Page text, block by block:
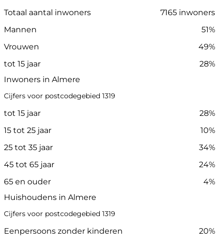
Totaal aantal inwoners
7165 inwoners
Mannen
51%
Vrouwen
49%
tot 15 jaar
28%
Inwoners in Almere
Cijfers voor postcodegebied 1319
tot 15 jaar
28%
15 tot 25 jaar
10%
25 tot 35 jaar
34%
45 tot 65 jaar
24%
65 en ouder
4%
Huishoudens in Almere
Cijfers voor postcodegebied 1319
Eenpersoons zonder kinderen
20%